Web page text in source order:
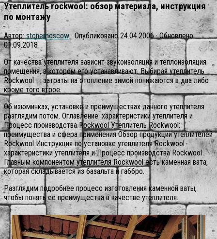
Утеплитель rockwool: обзор материала, инструкция
по монтажу
Автор:stonemoscow · Опубликовано24.04.2006· Обновлено
01.09.2018
От качества утеплителя зависит звукоизоляция и теплоизоляция
помещения, в котором его устанавливают. Выбирая утеплитель
Rockwool — затраты на отопление зимой понижаются в два либо
кроме того втрое.
Об изюминках, установке и преимуществах данного утеплителя
разглядим потом. Оглавление: характеристики утеплителя и
Процесс производства Rockwool Утеплитель Rockwool:
преимущества и сфера применения Обзор продукции утеплителей
Rockwool Инструкция по установке утеплителя Rockwool
характеристики утеплителя и Процесс производства Rockwool
Главным компонентом утеплителя Rockwool есть каменная вата,
которая складывается из базальта и габбро.
Разглядим подробнее процесс изготовления каменной ваты,
чтобы понять ее преимущества в качестве утеплителя.